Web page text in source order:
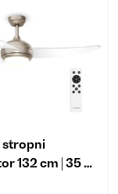
stropni
132 cm | 35 W |